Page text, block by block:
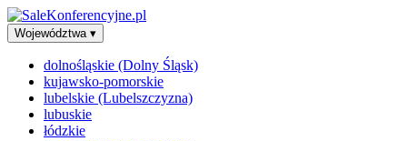
Województwa ▾
dolnośląskie (Dolny Śląsk)
kujawsko-pomorskie
lubelskie (Lubelszczyzna)
lubuskie
łódzkie